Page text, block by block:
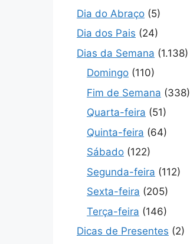
Dia do Abraço (5)
Dia dos Pais (24)
Dias da Semana (1.138)
Domingo (110)
Fim de Semana (338)
Quarta-feira (51)
Quinta-feira (64)
Sábado (122)
Segunda-feira (112)
Sexta-feira (205)
Terça-feira (146)
Dicas de Presentes (2)